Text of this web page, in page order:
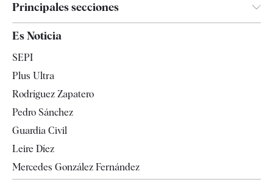
Principales secciones
España
Televisión
Es Noticia
SEPI
Plus Ultra
Rodríguez Zapatero
Pedro Sánchez
Guardia Civil
Leire Díez
Mercedes González Fernández